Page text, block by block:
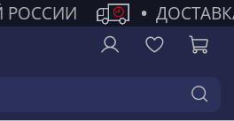
РОССИИ •